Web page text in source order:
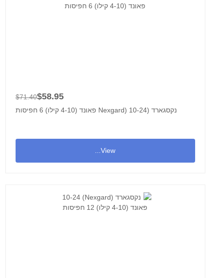
$58.95
$71.40
נקסגארד (Nexgard) 10-24 פאונד (4-10 קילו) 6 חפיסות
View...